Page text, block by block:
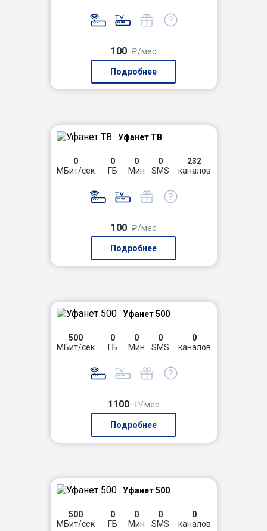
100 ₽/мес
Подробнее
Уфанет ТВ
0
МБит/сек
0
ГБ
0
Мин
0
SMS
232
каналов
100 ₽/мес
Подробнее
Уфанет 500
500
МБит/сек
0
ГБ
0
Мин
0
SMS
0
каналов
1100 ₽/мес
Подробнее
Уфанет 500
500
МБит/сек
0
ГБ
0
Мин
0
SMS
0
каналов